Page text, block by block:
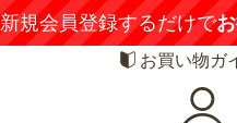
新規会員登録するだけで
お買い物ガ